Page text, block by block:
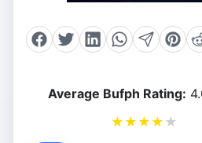
Average Bufph Rating:
★ ★ ★ ★ ★